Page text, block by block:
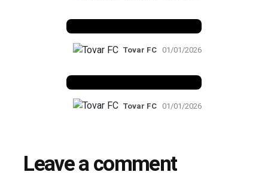
Tovar FC 01/01/2026
Tovar FC 01/01/2026
Leave a comment